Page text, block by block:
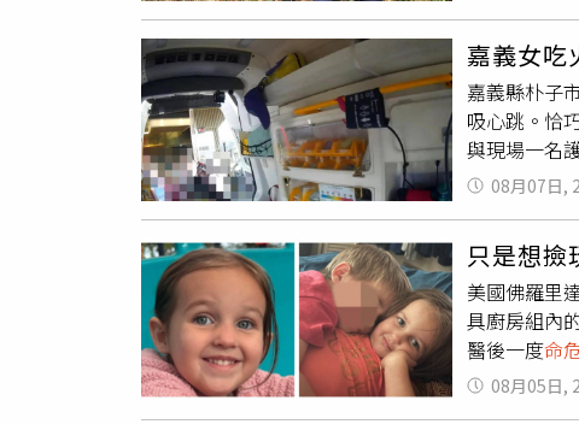
嘉義女吃
嘉義縣朴子
吸心跳。恰
與現場一名
的竟是昔日
新北市消
應細嚼慢嚥
08月07日,
只是想
美國佛羅里
具廚房組內
醫後一度命
刑事指控。
08月05日,